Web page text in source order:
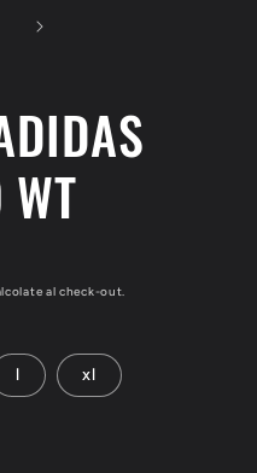
al check-out.
l xl